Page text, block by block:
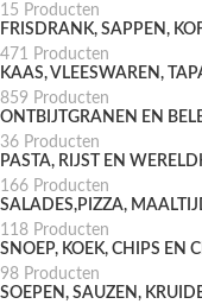
15 Producten
FRISDRANK, SAPPEN,
471 Producten
KAAS, VLEESWAREN,
859 Producten
ONTBIJTGRANEN EN
36 Producten
PASTA, RIJST EN
166 Producten
SALADES,PIZZA,
118 Producten
SNOEP, KOEK, CHIPS EN
98 Producten
SOEPEN, SAUZEN,